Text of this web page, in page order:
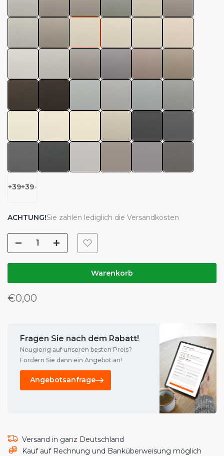
+39+39
ACHTUNG!Sie zahlen lediglich die Versandkosten
Warenkorb
€0,00
Fragen Sie nach dem Rabatt!
Neugierig auf unseren besten Preis?
Fordern Sie dann ein Angebot an!
Angebotsanfrage
Versand in ganz Deutschland
Kauf auf Rechnung und Banküberweisung möglich